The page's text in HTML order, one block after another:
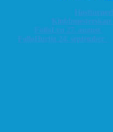
K
FolloLyn 27. august
FolloHurtig 24. september